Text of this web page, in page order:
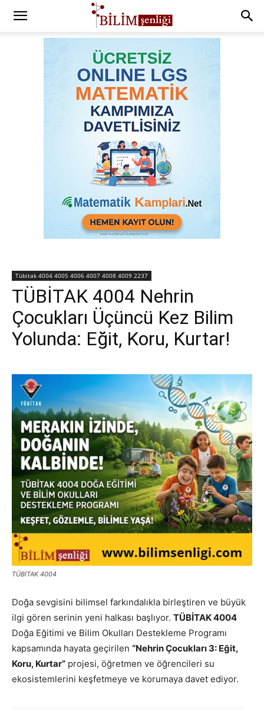
Tübitak 4004 4005 4006 4007 4008 4009 2237
TÜBİTAK 4004 Nehrin
Çocukları Üçüncü Kez Bilim
Yolunda: Eğit, Koru, Kurtar!
TÜBİTAK 4004
Doğa sevgisini bilimsel farkındalıkla birleştiren ve büyük
ilgi gören serinin yeni halkası başlıyor. TÜBİTAK 4004
Doğa Eğitimi ve Bilim Okulları Destekleme Programı
kapsamında hayata geçirilen “Nehrin Çocukları 3: Eğit,
Koru, Kurtar” projesi, öğretmen ve öğrencileri su
ekosistemlerini keşfetmeye ve korumaya davet ediyor.